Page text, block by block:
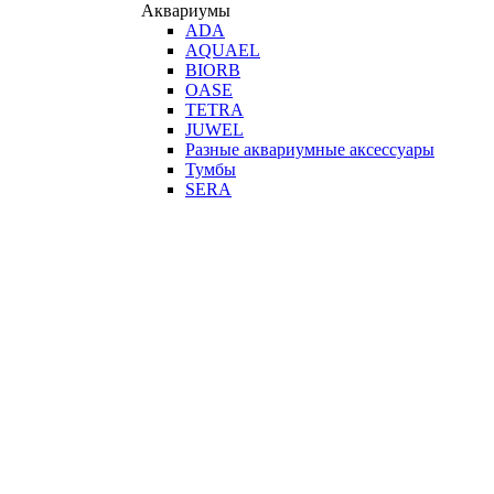
Аквариумы
ADA
AQUAEL
BIORB
OASE
TETRA
JUWEL
Разные аквариумные аксессуары
Тумбы
SERA